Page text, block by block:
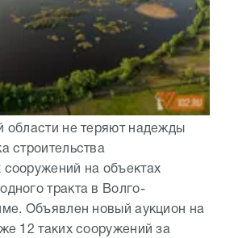
области не теряют надежды
строительства
сооружений на объектах
тракта в Волго-
Объявлен новый аукцион на
12 таких сооружений за